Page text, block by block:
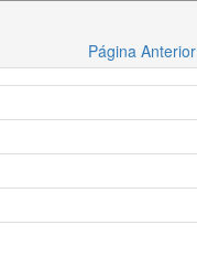
Página Anterior